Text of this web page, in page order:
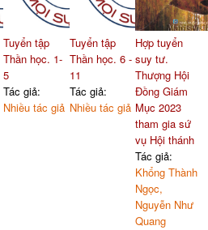
Tuyển tập
Thần học. 1-
5
Tác giả:
Nhiều tác giả
Tuyển tập
Thần học. 6 -
11
Tác giả:
Nhiều tác giả
Hợp tuyển
suy tư.
Thượng Hội
Đồng Giám
Mục 2023
tham gia sứ
vụ Hội thánh
Tác giả:
Khổng Thành
Ngọc,
Nguyễn Như
Quang